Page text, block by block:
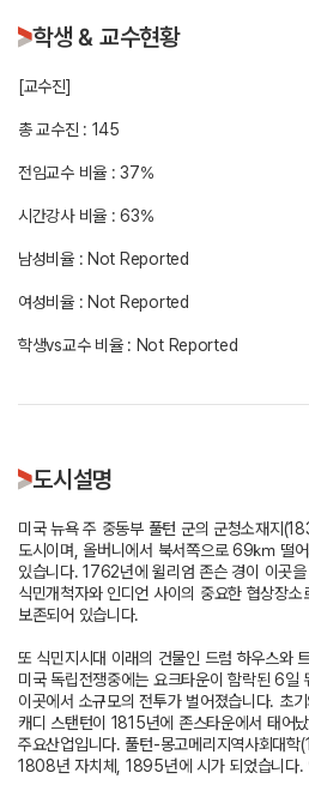
학생 & 교수현황
[교수진]
총 교수진 : 145
전임교수 비율 : 37%
시간강사 비율 : 63%
남성비율 : Not Reported
여성비율 : Not Reported
학생vs교수 비율 : Not Reported
도시설명
미국 뉴욕 주 중동부 풀턴 군의 군청소재지
도시이며, 올버니에서 북서쪽으로 69㎞ 떨어
있습니다. 1762년에 윌리엄 존슨 경이 이곳
식민개척자와 인디언 사이의 중요한 협상장
보존되어 있습니다.
또 식민지시대 이래의 건물인 드럼 하우스와
미국 독립전쟁중에는 요크타운이 함락된 6일
이곳에서 소규모의 전투가 벌어졌습니다. 초
캐디 스탠턴이 1815년에 존스타운에서 태어
주요산업입니다. 풀턴-몽고메리지역사회대
1808년 자치체, 1895년에 시가 되었습니